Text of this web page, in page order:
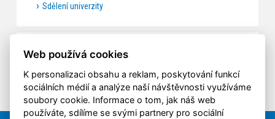
Sdělení univerzity
AKCE
Web používá cookies
K personalizaci obsahu a reklam, poskytování funkcí
sociálních médií a analýze naší návštěvnosti využíváme
soubory cookie. Informace o tom, jak náš web
používáte, sdílíme se svými partnery pro sociální